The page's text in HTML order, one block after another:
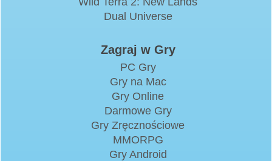
Dual Universe
Zagraj w Gry
PC Gry
Gry na Mac
Gry Online
Darmowe Gry
Gry Zręcznościowe
MMORPG
Gry Android